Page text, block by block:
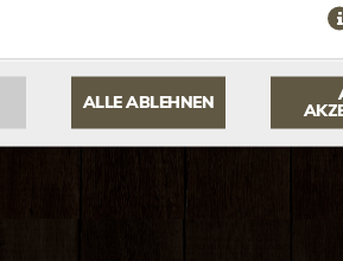
ALLE ABLEHNEN